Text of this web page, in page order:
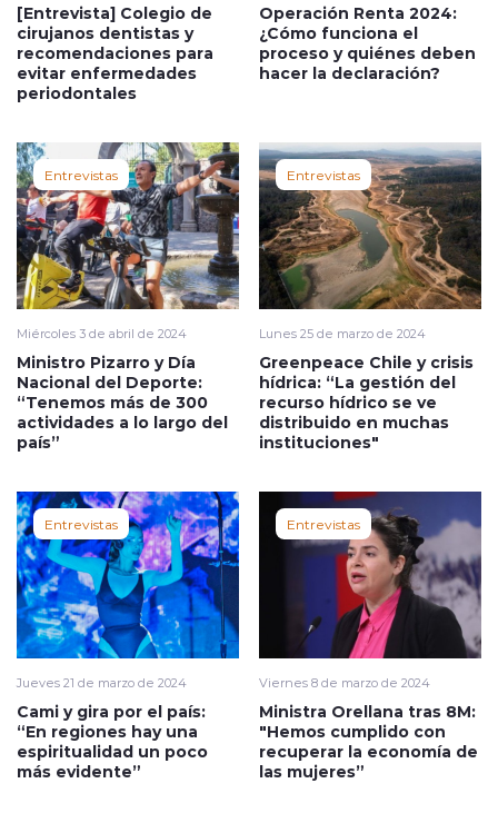
[Entrevista] Colegio de
cirujanos dentistas y
recomendaciones para
evitar enfermedades
periodontales
Operación Renta 2024:
¿Cómo funciona el
proceso y quiénes deben
hacer la declaración?
Entrevistas
Miércoles 3 de abril de 2024
Ministro Pizarro y Día
Nacional del Deporte:
“Tenemos más de 300
actividades a lo largo del
país”
Entrevistas
Lunes 25 de marzo de 2024
Greenpeace Chile y crisis
hídrica: “La gestión del
recurso hídrico se ve
distribuido en muchas
instituciones"
Entrevistas
Jueves 21 de marzo de 2024
Cami y gira por el país:
“En regiones hay una
espiritualidad un poco
más evidente”
Entrevistas
Viernes 8 de marzo de 2024
Ministra Orellana tras 8M:
"Hemos cumplido con
recuperar la economía de
las mujeres”